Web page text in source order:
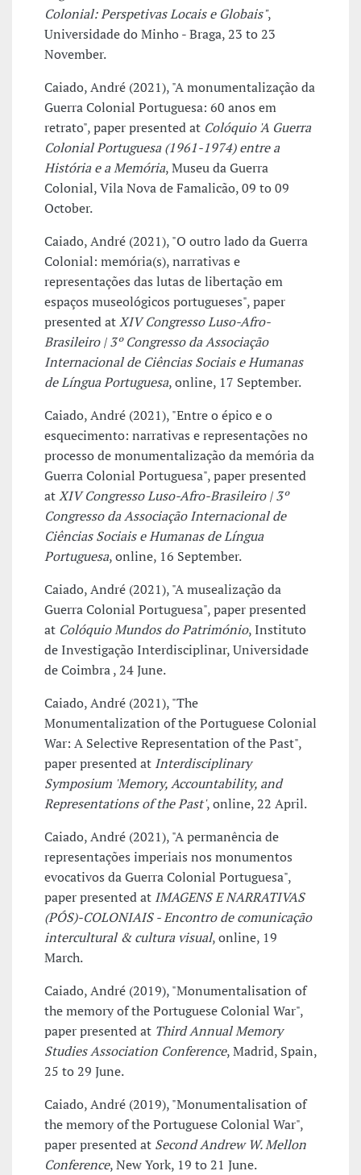
Colonial: Perspetivas Locais e Globais",
Universidade do Minho - Braga, 23 to 23
November.
Caiado, André (2021), "A monumentalização da
Guerra Colonial Portuguesa: 60 anos em
retrato", paper presented at Colóquio 'A Guerra
Colonial Portuguesa (1961-1974) entre a
História e a Memória, Museu da Guerra
Colonial, Vila Nova de Famalicão, 09 to 09
October.
Caiado, André (2021), "O outro lado da Guerra
Colonial: memória(s), narrativas e
representações das lutas de libertação em
espaços museológicos portugueses", paper
presented atXIV Congresso Luso-Afro-
Brasileiro | 3º Congresso da Associação
Internacional de Ciências Sociais e Humanas
de Língua Portuguesa, online, 17 September.
Caiado, André (2021), "Entre o épico e o
esquecimento: narrativas e representações no
processo de monumentalização da memória da
Guerra Colonial Portuguesa", paper presented
atXIV Congresso Luso-Afro-Brasileiro | 3º
Congresso da Associação Internacional de
Ciências Sociais e Humanas de Língua
Portuguesa, online, 16 September.
Caiado, André (2021), "A musealização da
Guerra Colonial Portuguesa", paper presented
at Colóquio Mundos do Património, Instituto
de Investigação Interdisciplinar, Universidade
de Coimbra , 24 June.
Caiado, André (2021), "The
Monumentalization of the Portuguese Colonial
War: A Selective Representation of the Past",
paper presented at Interdisciplinary
Symposium 'Memory, Accountability, and
Representations of the Past', online, 22 April.
Caiado, André (2021), "A permanência de
representações imperiais nos monumentos
evocativos da Guerra Colonial Portuguesa",
paper presented at IMAGENS E NARRATIVAS
(PÓS)-COLONIAIS - Encontro de comunicação
intercultural & cultura visual, online, 19
March.
Caiado, André (2019), "Monumentalisation of
the memory of the Portuguese Colonial War",
paper presented at Third Annual Memory
Studies Association Conference, Madrid, Spain,
25 to 29 June.
Caiado, André (2019), "Monumentalisation of
the memory of the Portuguese Colonial War",
paper presented at Second Andrew W. Mellon
Conference, New York, 19 to 21 June.